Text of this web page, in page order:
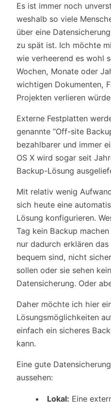
Es ist immer noch
weshalb so viele
über eine
zu spät ist. Ich möchte
wie verheerend es wohl
Wochen, Monate oder
wichtigen Dokumenten,
Projekten verlieren
Externe Festplatten
genannte “Off-site
bezahlbarer und immer
OS X wird sogar seit
Backup-Lösung
Mit relativ wenig
sich heute eine
Lösung konfigurieren.
Tag kein Backup
nur dadurch erklären
bequem sind, nicht
sollen oder sie sehen
Datensicherung. Oder
Daher möchte ich hier
Lösungsmöglichkeiten
einfach ein sicheres
kann.
Eine gute
aussehen:
Lokal: Eine